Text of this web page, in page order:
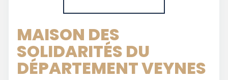
MAISON DES
SOLIDARITÉS DU
DÉPARTEMENT VEYNES